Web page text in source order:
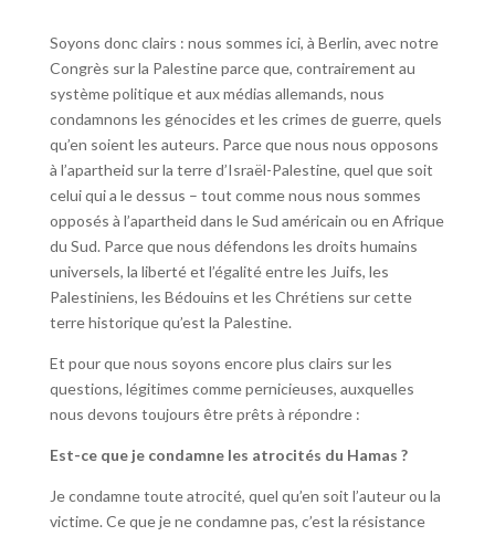
Soyons donc clairs : nous sommes ici, à Berlin, avec notre
Congrès sur la Palestine parce que, contrairement au
système politique et aux médias allemands, nous
condamnons les génocides et les crimes de guerre, quels
qu’en soient les auteurs. Parce que nous nous opposons
à l’apartheid sur la terre d’Israël-Palestine, quel que soit
celui qui a le dessus – tout comme nous nous sommes
opposés à l’apartheid dans le Sud américain ou en Afrique
du Sud. Parce que nous défendons les droits humains
universels, la liberté et l’égalité entre les Juifs, les
Palestiniens, les Bédouins et les Chrétiens sur cette
terre historique qu’est la Palestine.
Et pour que nous soyons encore plus clairs sur les
questions, légitimes comme pernicieuses, auxquelles
nous devons toujours être prêts à répondre :
Est-ce que je condamne les atrocités du Hamas ?
Je condamne toute atrocité, quel qu’en soit l’auteur ou la
victime. Ce que je ne condamne pas, c’est la résistance